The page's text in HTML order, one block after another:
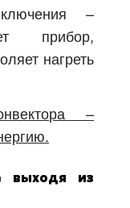
–
прибор,
нагреть
–
выходя из